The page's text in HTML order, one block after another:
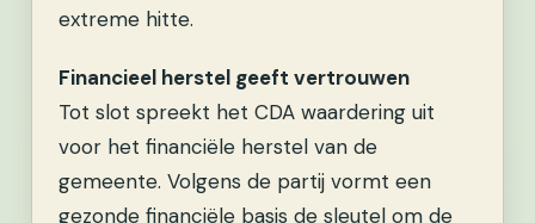
extreme hitte.
Financieel herstel geeft vertrouwen
Tot slot spreekt het CDA waardering uit
voor het financiële herstel van de
gemeente. Volgens de partij vormt een
gezonde financiële basis de sleutel om de